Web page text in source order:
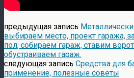
предыдущая запись
выбираем место, проект гаража,
пол, собираем гараж, ставим
обустраиваем гараж.
следующая запись Средства для
применение, полезные советы